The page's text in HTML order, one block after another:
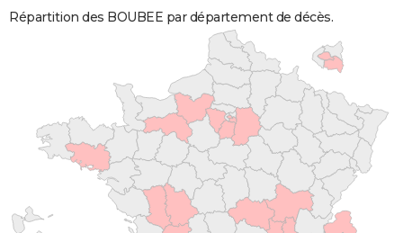
Répartition des BOUBEE par département de décès.